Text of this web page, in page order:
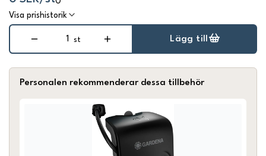
Visa prishistorik
st Lägg till
Personalen rekommenderar dessa tillbehör